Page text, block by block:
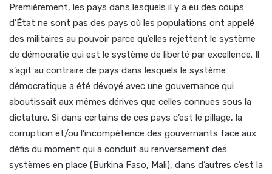
Premièrement, les pays dans lesquels il y a eu des coups
d’État ne sont pas des pays où les populations ont appelé
des militaires au pouvoir parce qu’elles rejettent le système
de démocratie qui est le système de liberté par excellence. Il
s’agit au contraire de pays dans lesquels le système
démocratique a été dévoyé avec une gouvernance qui
aboutissait aux mêmes dérives que celles connues sous la
dictature. Si dans certains de ces pays c’est le pillage, la
corruption et/ou l’incompétence des gouvernants face aux
défis du moment qui a conduit au renversement des
systèmes en place (Burkina Faso, Mali), dans d’autres c’est la